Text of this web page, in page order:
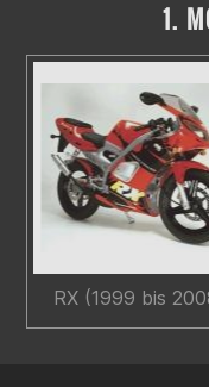
1.
RX (1999 bis